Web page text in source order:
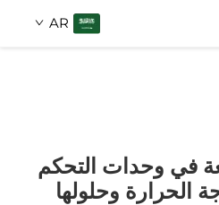
AR
في وحدات التحكم
الحرارة وحلولها